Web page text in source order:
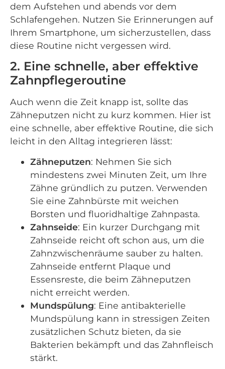
dem Aufstehen und abends vor dem
Schlafengehen. Nutzen Sie Erinnerungen auf
Ihrem Smartphone, um sicherzustellen, dass
diese Routine nicht vergessen wird.
2. Eine schnelle, aber effektive
Zahnpflegeroutine
Auch wenn die Zeit knapp ist, sollte das
Zähneputzen nicht zu kurz kommen. Hier ist
eine schnelle, aber effektive Routine, die sich
leicht in den Alltag integrieren lässt:
Zähneputzen: Nehmen Sie sich
mindestens zwei Minuten Zeit, um Ihre
Zähne gründlich zu putzen. Verwenden
Sie eine Zahnbürste mit weichen
Borsten und fluoridhaltige Zahnpasta.
Zahnseide: Ein kurzer Durchgang mit
Zahnseide reicht oft schon aus, um die
Zahnzwischenräume sauber zu halten.
Zahnseide entfernt Plaque und
Essensreste, die beim Zähneputzen
nicht erreicht werden.
Mundspülung: Eine antibakterielle
Mundspülung kann in stressigen Zeiten
zusätzlichen Schutz bieten, da sie
Bakterien bekämpft und das Zahnfleisch
stärkt.